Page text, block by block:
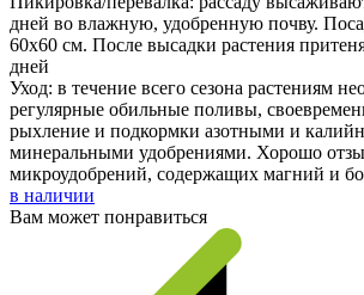
дней во влажную, удобренную почву.
60х60 см. После высадки растения
дней
Уход: в течение всего сезона растениям
регулярные обильные поливы,
рыхление и подкормки азотными и
минеральными удобрениями. Хорошо
микроудобрений, содержащих магний и
в наличии
Вам может понравиться